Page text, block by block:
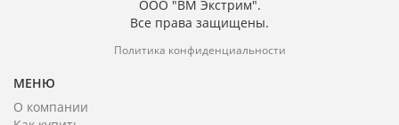
ООО "ВМ Экстрим".
Все права защищены.
Политика конфиденциальности
МЕНЮ
О компании